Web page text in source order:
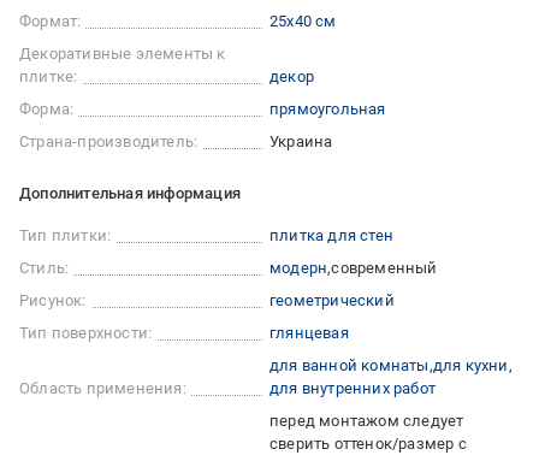
Формат:
25x40 см
Декоративные элементы к
плитке:
декор
Форма:
прямоугольная
Страна-производитель:
Украина
Дополнительная информация
Тип плитки:
плитка для стен
Стиль:
модерн современный
Рисунок:
геометрический
Тип поверхности:
глянцевая
Область применения:
для ванной комнаты для кухни
для внутренних работ
перед монтажом следует
сверить оттенок/размер с